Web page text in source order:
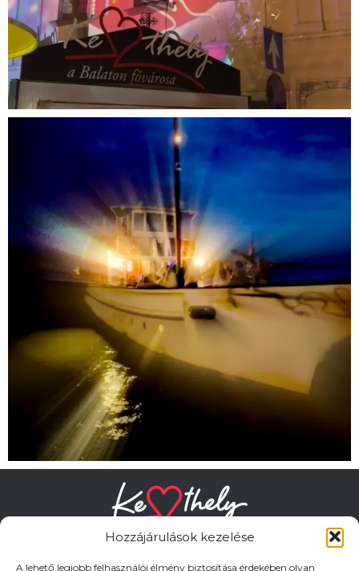
Hozzájárulások kezelése
A lehető legjobb felhasználói élmény biztosítása érdekében olyan